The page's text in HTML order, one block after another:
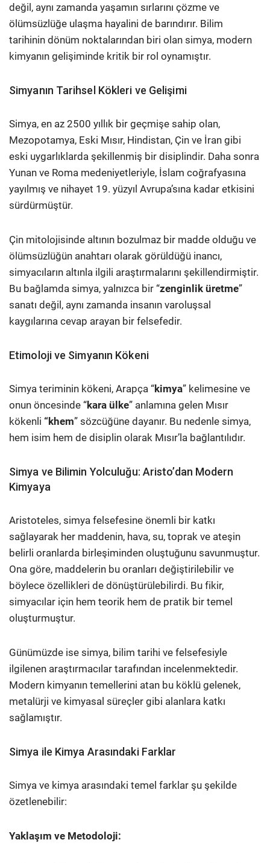
değil, aynı zamanda yaşamın sırlarını çözme ve
ölümsüzlüğe ulaşma hayalini de barındırır. Bilim
tarihinin dönüm noktalarından biri olan simya, modern
kimyanın gelişiminde kritik bir rol oynamıştır.
Simyanın Tarihsel Kökleri ve Gelişimi
Simya, en az 2500 yıllık bir geçmişe sahip olan,
Mezopotamya, Eski Mısır, Hindistan, Çin ve İran gibi
eski uygarlıklarda şekillenmiş bir disiplindir. Daha sonra
Yunan ve Roma medeniyetleriyle, İslam coğrafyasına
yayılmış ve nihayet 19. yüzyıl Avrupa’sına kadar etkisini
sürdürmüştür.
Çin mitolojisinde altının bozulmaz bir madde olduğu ve
ölümsüzlüğün anahtarı olarak görüldüğü inancı,
simyacıların altınla ilgili araştırmalarını şekillendirmiştir.
Bu bağlamda simya, yalnızca bir “zenginlik üretme”
sanatı değil, aynı zamanda insanın varoluşsal
kaygılarına cevap arayan bir felsefedir.
Etimoloji ve Simyanın Kökeni
Simya teriminin kökeni, Arapça “kimya” kelimesine ve
onun öncesinde “kara ülke” anlamına gelen Mısır
kökenli “khem” sözcüğüne dayanır. Bu nedenle simya,
hem isim hem de disiplin olarak Mısır’la bağlantılıdır.
Simya ve Bilimin Yolculuğu: Aristo’dan Modern
Kimyaya
Aristoteles, simya felsefesine önemli bir katkı
sağlayarak her maddenin, hava, su, toprak ve ateşin
belirli oranlarda birleşiminden oluştuğunu savunmuştur.
Ona göre, maddelerin bu oranları değiştirilebilir ve
böylece özellikleri de dönüştürülebilirdi. Bu fikir,
simyacılar için hem teorik hem de pratik bir temel
oluşturmuştur.
Günümüzde ise simya, bilim tarihi ve felsefesiyle
ilgilenen araştırmacılar tarafından incelenmektedir.
Modern kimyanın temellerini atan bu köklü gelenek,
metalürji ve kimyasal süreçler gibi alanlara katkı
sağlamıştır.
Simya ile Kimya Arasındaki Farklar
Simya ve kimya arasındaki temel farklar şu şekilde
özetlenebilir:
Yaklaşım ve Metodoloji: